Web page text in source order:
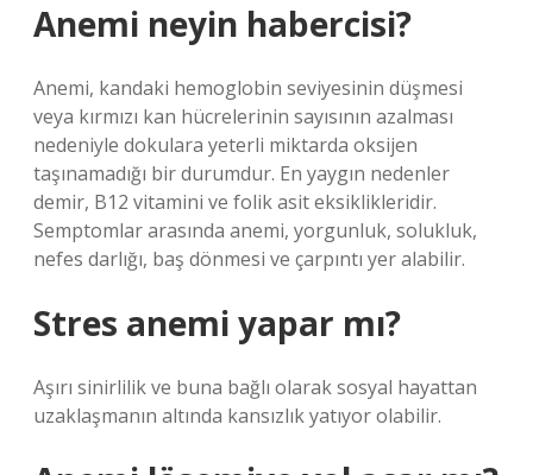
Anemi neyin habercisi?
Anemi, kandaki hemoglobin seviyesinin düşmesi
veya kırmızı kan hücrelerinin sayısının azalması
nedeniyle dokulara yeterli miktarda oksijen
taşınamadığı bir durumdur. En yaygın nedenler
demir, B12 vitamini ve folik asit eksiklikleridir.
Semptomlar arasında anemi, yorgunluk, solukluk,
nefes darlığı, baş dönmesi ve çarpıntı yer alabilir.
Stres anemi yapar mı?
Aşırı sinirlilik ve buna bağlı olarak sosyal hayattan
uzaklaşmanın altında kansızlık yatıyor olabilir.